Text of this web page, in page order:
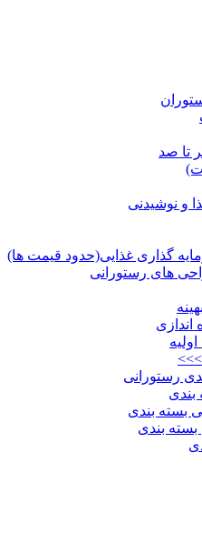
صد
و نوشیدنی
گذاری غذایی(حدود قیمت ها)
های رستورانی
رستورانی
بسته بندی
بندی